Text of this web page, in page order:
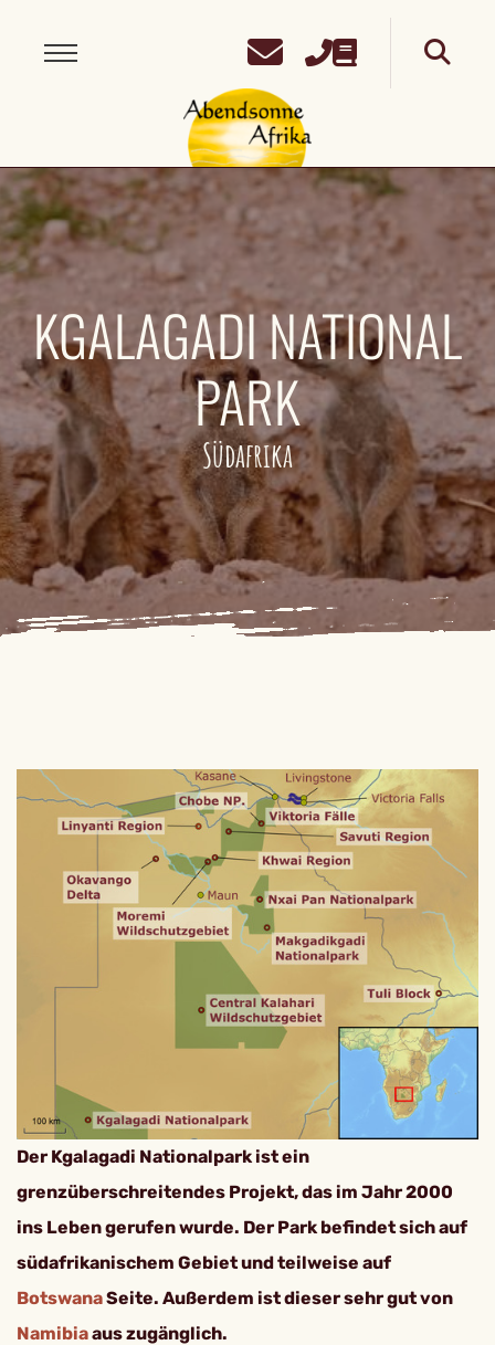
KGALAGADI NATIONAL
PARK
Südafrika
Der Kgalagadi Nationalpark ist ein
grenzüberschreitendes Projekt, das im Jahr 2000
ins Leben gerufen wurde. Der Park befindet sich auf
südafrikanischem Gebiet und teilweise auf
BotswanaSeite. Außerdem ist dieser sehr gut von
Namibiaaus zugänglich.